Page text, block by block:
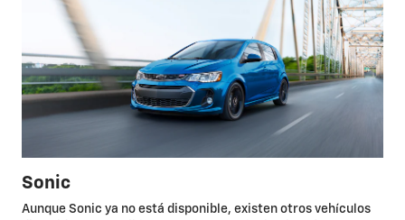
Sonic
Aunque Sonic ya no está disponible, existen otros vehículos